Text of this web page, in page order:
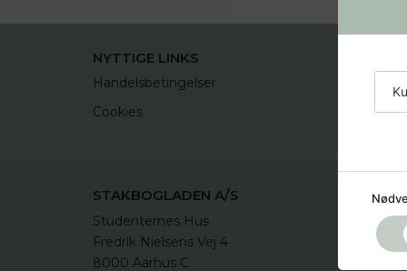
NYTTIGE LINKS
Handelsbetingelser
Cookies
Opret
STAKBOGLADEN A/S
Studenternes Hus
Fredrik Nielsens Vej 4
8000 Aarhus C